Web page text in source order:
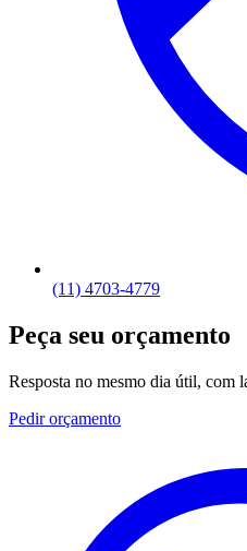
(11) 4703-4779
Peça seu orçamento
Resposta no mesmo dia útil, com
Pedir orçamento